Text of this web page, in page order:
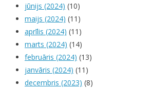
jūnijs (2024) (10)
maijs (2024) (11)
aprīlis (2024) (11)
marts (2024) (14)
februāris (2024) (13)
janvāris (2024) (11)
decembris (2023) (8)